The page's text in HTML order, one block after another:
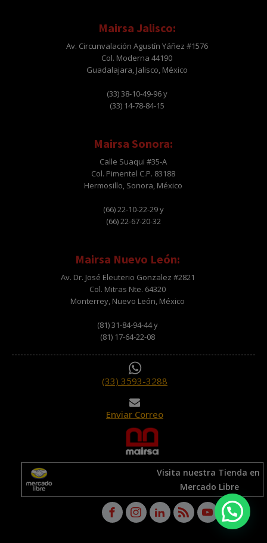
Mairsa Jalisco:
Av. Circunvalación Agustín Yáñez #1576
Col. Moderna 44190
Guadalajara, Jalisco, México
(33) 38-10-49-96 y
(33) 14-78-84-15
Mairsa Sonora:
Calle Suaqui #35-A
Col. Pimentel C.P. 83188
Hermosillo, Sonora, México
(66) 22-10-22-29 y
(66) 22-67-20-32
Mairsa Nuevo León:
Av. Dr. José Eleuterio Gonzalez #2821
Col. Mitras Nte. 64320
Monterrey, Nuevo León, México
(81) 31-84-94-44 y
(81) 17-64-22-08
(33) 3593-3288
Enviar Correo
Visita nuestra Tienda en
Mercado Libre